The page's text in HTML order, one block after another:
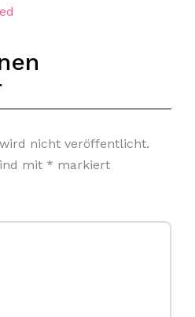
nicht veröffentlicht.
mit * markiert